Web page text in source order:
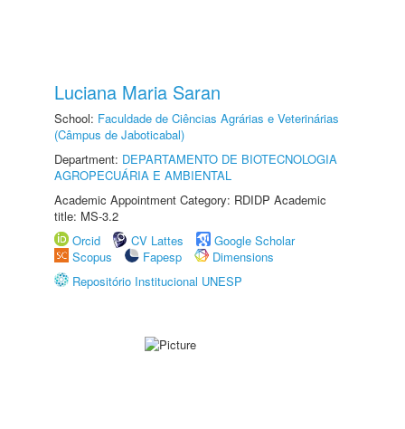
Luciana Maria Saran
School: Faculdade de Ciências Agrárias e Veterinárias
(Câmpus de Jaboticabal)
Department: DEPARTAMENTO DE BIOTECNOLOGIA
AGROPECUÁRIA E AMBIENTAL
Academic Appointment Category: RDIDP Academic
title: MS-3.2
Orcid
CV Lattes
Google Scholar
Scopus
Fapesp
Dimensions
Repositório Institucional UNESP